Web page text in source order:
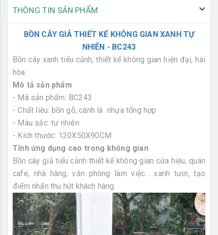
THÔNG TIN SẢN PHẨM
BỒN CÂY GIẢ THIẾT KẾ KHÔNG GIAN XANH TỰ
NHIÊN - BC243
Bồn cây xanh tiểu cảnh, thiết kế không gian hiện đại, hài
hòa.
Mô tả sản phẩm
- Mã sản phẩm: BC243
- Chất liệu: bồn gỗ, cành lá nhựa tổng hợp
- Màu sắc: tự nhiên
- Kích thước: 120X50X90CM
Tính ứng dụng cao trong không gian
Bồn cây giả tiểu cảnh thiết kế không gian cửa hiệu, quán
cafe, nhà hàng, văn phòng làm việc... xanh tươi, tạo
điểm nhấn thu hút khách hàng.